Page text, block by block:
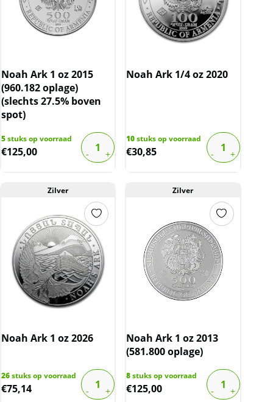
Noah Ark 1 oz 2015
(960.182 oplage)
(slechts 27.5% boven
spot)
5stuks op voorraad
€125,00
Noah Ark 1/4 oz 2020
10stuks op voorraad
€30,85
Zilver
Noah Ark 1 oz 2026
26stuks op voorraad
€75,14
Zilver
Noah Ark 1 oz 2013
(581.800 oplage)
8stuks op voorraad
€125,00